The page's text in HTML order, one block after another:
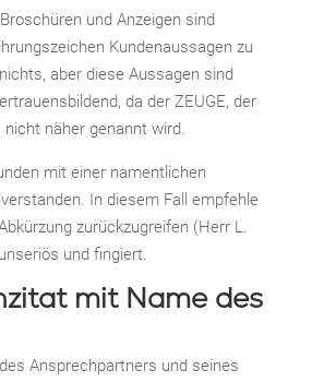
und Anzeigen sind
Kundenaussagen zu
aber diese Aussagen sind
da der ZEUGE, der
nicht näher genannt wird.
mit einer namentlichen
In diesem Fall empfehle
zurückzugreifen (Herr L.
und fingiert.
mit Name des
Ansprechpartners und seines